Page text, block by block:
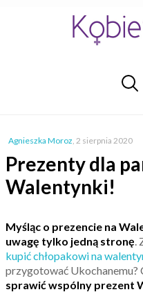
Agnieszka Moroz, 2 sierpnia 2020
Prezenty dla
Walentynki!
Myśląc o prezencie na
uwagę tylko jedną stronę.
kupić chłopakowi na
przygotować Ukochanemu?
sprawić wspólny prezent